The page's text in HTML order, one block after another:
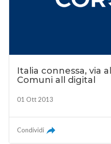
Italia connessa, via
Comuni all digital
01 Ott 2013
Condividi